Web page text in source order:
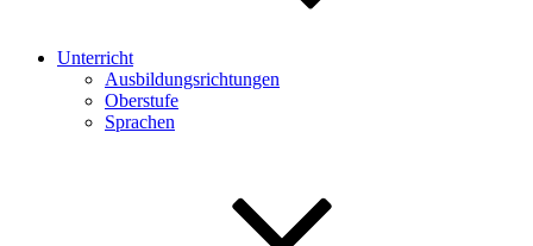
Unterricht
Ausbildungsrichtungen
Oberstufe
Sprachen